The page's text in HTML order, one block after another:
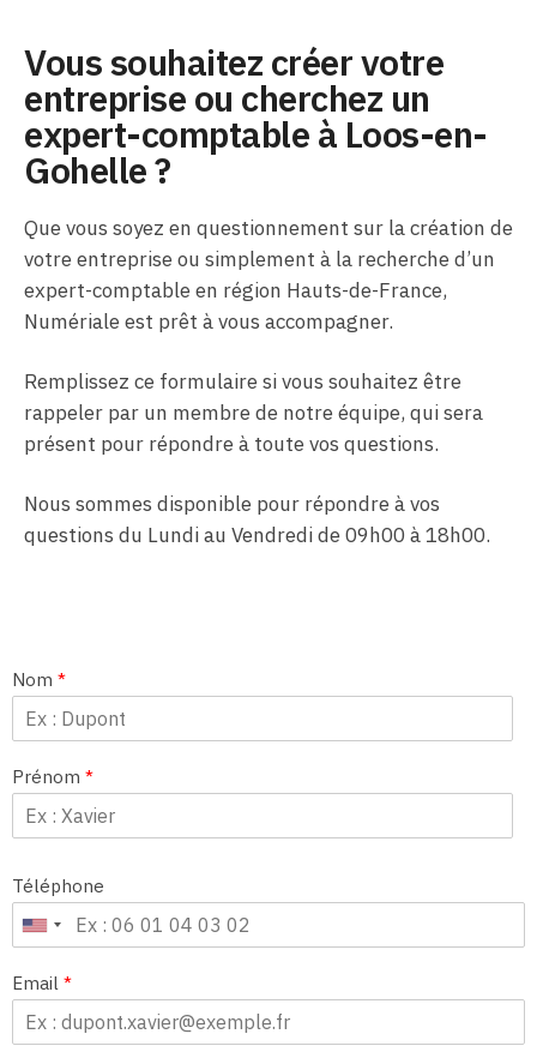
Vous souhaitez créer votre
entreprise ou cherchez un
expert-comptable à Loos-en-
Gohelle ?
Que vous soyez en questionnement sur la création de
votre entreprise ou simplement à la recherche d’un
expert-comptable en région Hauts-de-France,
Numériale est prêt à vous accompagner.
Remplissez ce formulaire si vous souhaitez être
rappeler par un membre de notre équipe, qui sera
présent pour répondre à toute vos questions.
Nous sommes disponible pour répondre à vos
questions du Lundi au Vendredi de 09h00 à 18h00.
Nom *
Prénom *
Téléphone
Email *